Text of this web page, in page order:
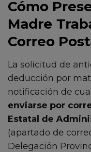
Cómo
Madre
Correo
La solicitud de
deducción por
notificación de
enviarse por
Estatal de
(apartado de
Delegación